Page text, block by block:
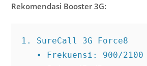
Rekomendasi Booster 3G:
1. SureCall 3G Force8
• Frekuensi: 900/2100